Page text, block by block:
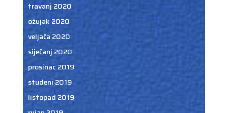
travanj 2020
ožujak 2020
veljača 2020
siječanj 2020
prosinac 2019
studeni 2019
listopad 2019